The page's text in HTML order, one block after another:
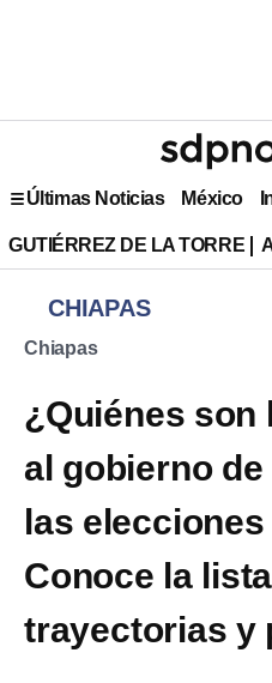
Últimas Noticias México
GUTIÉRREZ DE LA TORRE
CHIAPAS
Chiapas
¿Quiénes son
al gobierno
las
Conoce la
trayectorias y